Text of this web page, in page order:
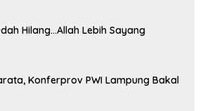
Hilang…Allah Lebih Sayang
Konferprov PWI Lampung Bakal